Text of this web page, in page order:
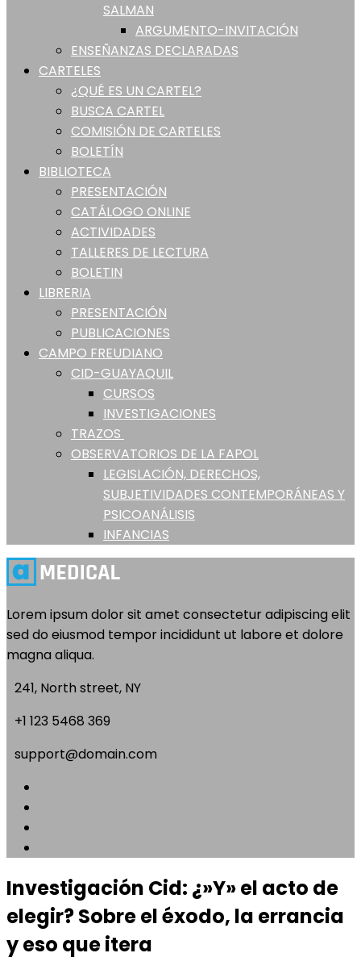
SALMAN
ARGUMENTO-INVITACIÓN
ENSEÑANZAS DECLARADAS
CARTELES
¿QUÉ ES UN CARTEL?
BUSCA CARTEL
COMISIÓN DE CARTELES
BOLETÍN
BIBLIOTECA
PRESENTACIÓN
CATÁLOGO ONLINE
ACTIVIDADES
TALLERES DE LECTURA
BOLETIN
LIBRERIA
PRESENTACIÓN
PUBLICACIONES
CAMPO FREUDIANO
CID-GUAYAQUIL
CURSOS
INVESTIGACIONES
TRAZOS
OBSERVATORIOS DE LA FAPOL
LEGISLACIÓN, DERECHOS,
SUBJETIVIDADES CONTEMPORÁNEAS Y
PSICOANÁLISIS
INFANCIAS
Lorem ipsum dolor sit amet consectetur adipiscing elit
sed do eiusmod tempor incididunt ut labore et dolore
magna aliqua.
241, North street, NY
+1 123 5468 369
support@domain.com
Investigación Cid: ¿»Y» el acto de
elegir? Sobre el éxodo, la errancia
y eso que itera